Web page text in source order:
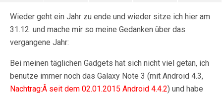
Wieder geht ein Jahr zu ende und wieder sitze ich hier am
31.12. und mache mir so meine Gedanken über das
vergangene Jahr:
Bei meinen täglichen Gadgets hat sich nicht viel getan, ich
benutze immer noch das Galaxy Note 3 (mit Android 4.3,
Nachtrag:Â seit dem 02.01.2015 Android 4.4.2) und habe